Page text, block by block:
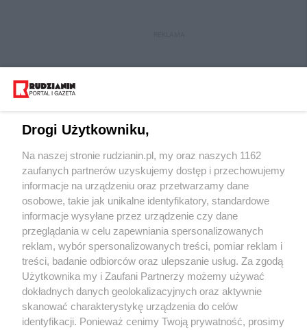
Wydawca mediów lokalnych
Nie zapomnij
zapoznać się z:
polityką prywatności regulamin korzystania z portali
Twojemiasto
Piekary Śląskie
Chorzów
Tarnowskie Góry
Skontakuj sięz nami
Kontakt
Wydawca
Redakcja
Drogi Użytkowniku,
Na naszej stronie rudzianin.pl, my oraz naszych 1162
zaufanych partnerów uzyskujemy dostęp i przechowujemy
informacje na urządzeniu oraz przetwarzamy dane
osobowe, takie jak unikalne identyfikatory, standardowe
informacje wysyłane przez urządzenie czy dane
przeglądania w celu zapewniania spersonalizowanych
reklam, wybór spersonalizowanych treści, pomiar reklam i
treści, badanie odbiorców oraz ulepszanie usług. Za zgodą
Użytkownika my i Zaufani Partnerzy możemy używać
dokładnych danych geolokalizacyjnych oraz aktywnie
skanować charakterystykę urządzenia do celów
identyfikacji. Ponieważ cenimy Twoją prywatność, prosimy